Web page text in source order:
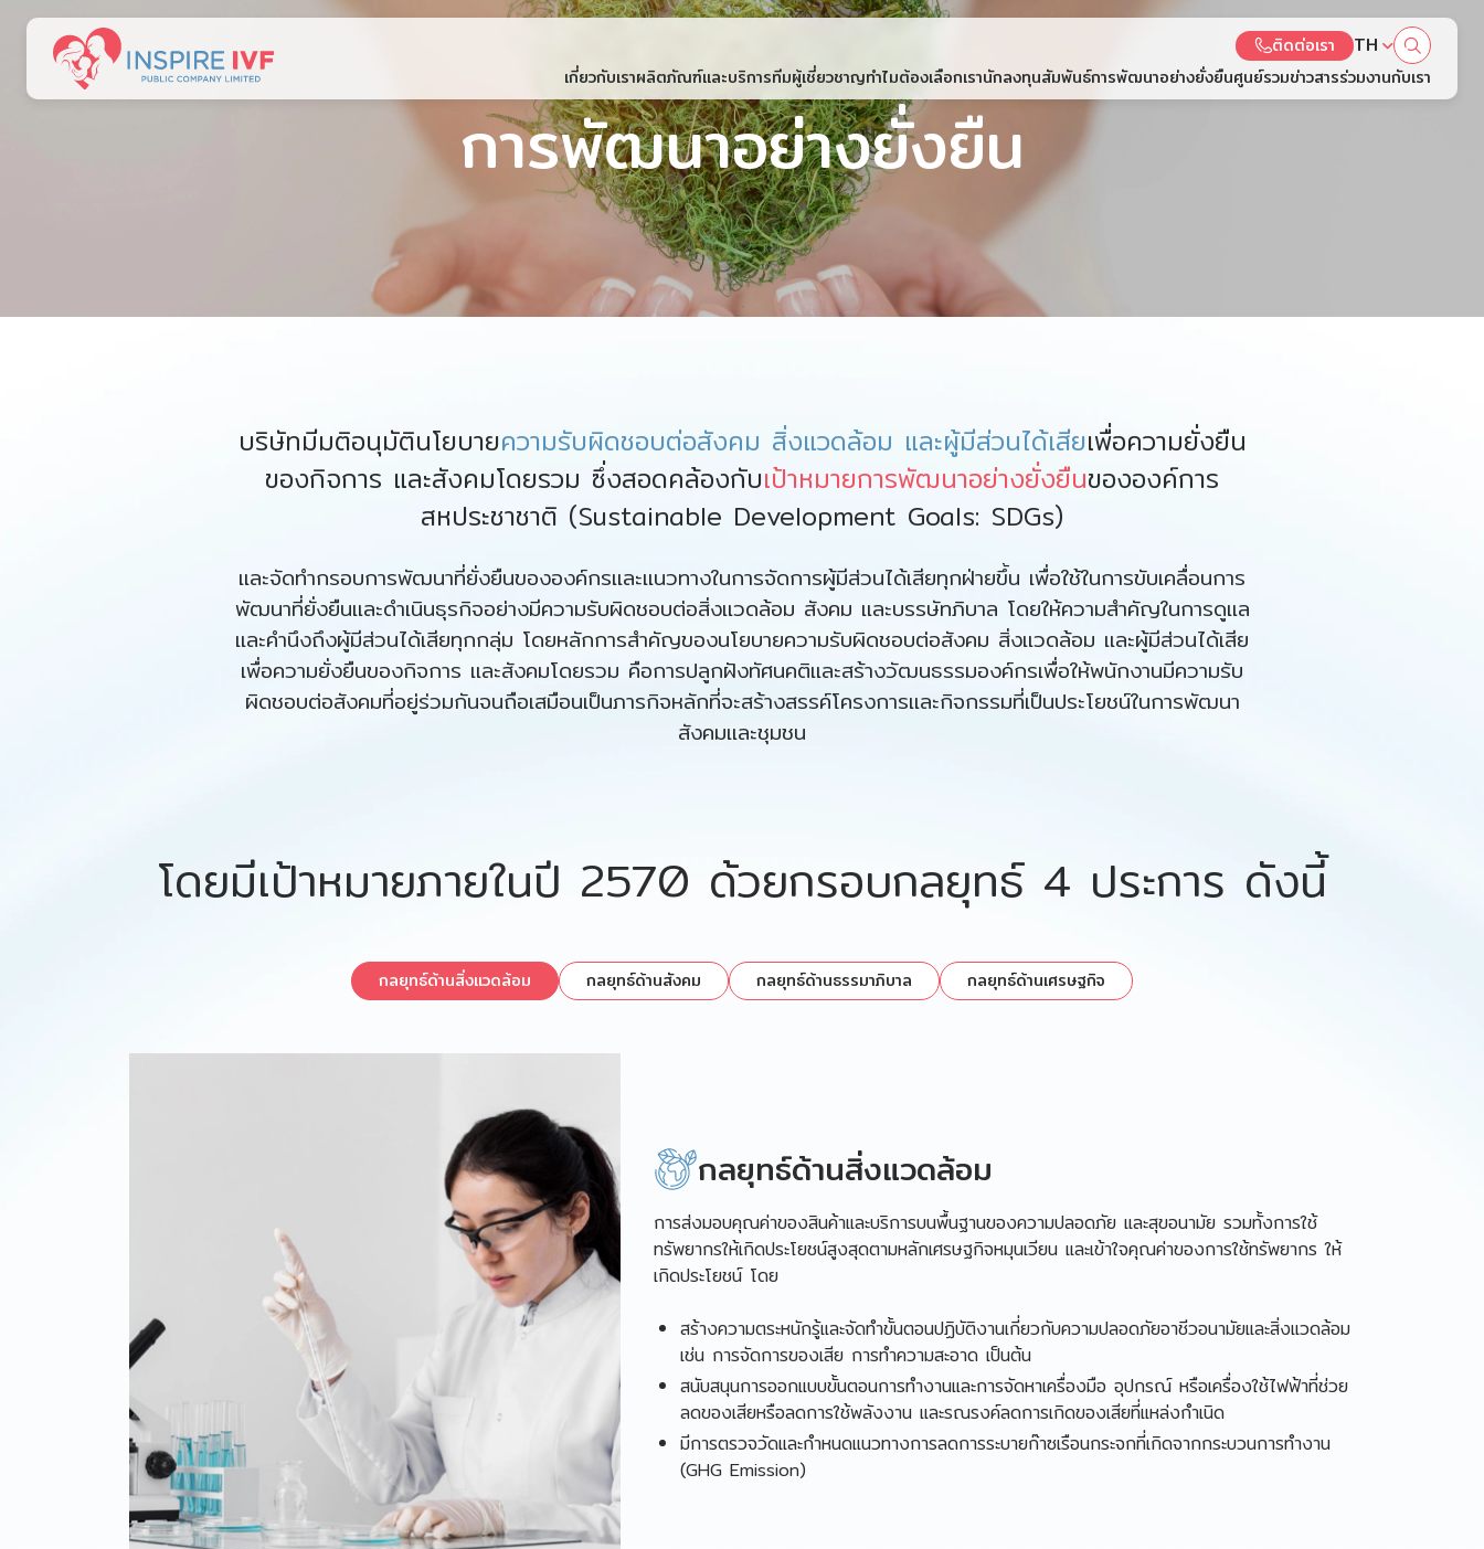
ติดต่อเรา TH
ค้นหาในเว็บไซต์
Web Design by
เกี่ยวกับเราผลิตภัณฑ์และบริการทีมผู้เชี่ยวชาญทำไมต้องเลือกเรานักลงทุนสัมพันธ์การพัฒนาอย่างยั่งยืนศูนย์รวมข่าวสารร่วมงานกับเรา
การพัฒนาอย่างยั่งยืน
บริษัทมีมติอนุมัตินโยบายความรับผิดชอบต่อสังคม สิ่งแวดล้อม และผู้มีส่วนได้เสียเพื่อความยั่งยืน
ของกิจการ และสังคมโดยรวม ซึ่งสอดคล้องกับเป้าหมายการพัฒนาอย่างยั่งยืนขององค์การ
สหประชาชาติ (Sustainable Development Goals: SDGs)
และจัดทำกรอบการพัฒนาที่ยั่งยืนขององค์กรและแนวทางในการจัดการผู้มีส่วนได้เสียทุกฝ่ายขึ้น เพื่อใช้ในการขับเคลื่อนการ
พัฒนาที่ยั่งยืนและดำเนินธุรกิจอย่างมีความรับผิดชอบต่อสิ่งแวดล้อม สังคม และบรรษัทภิบาล โดยให้ความสำคัญในการดูแล
และคำนึงถึงผู้มีส่วนได้เสียทุกกลุ่ม โดยหลักการสำคัญของนโยบายความรับผิดชอบต่อสังคม สิ่งแวดล้อม และผู้มีส่วนได้เสีย
เพื่อความยั่งยืนของกิจการ และสังคมโดยรวม คือการปลูกฝังทัศนคติและสร้างวัฒนธรรมองค์กรเพื่อให้พนักงานมีความรับ
ผิดชอบต่อสังคมที่อยู่ร่วมกันจนถือเสมือนเป็นภารกิจหลักที่จะสร้างสรรค์โครงการและกิจกรรมที่เป็นประโยชน์ในการพัฒนา
สังคมและชุมชน
โดยมีเป้าหมายภายในปี 2570 ด้วยกรอบกลยุทธ์ 4 ประการ ดังนี้
กลยุทธ์ด้านสิ่งแวดล้อม กลยุทธ์ด้านสังคม กลยุทธ์ด้านธรรมาภิบาล กลยุทธ์ด้านเศรษฐกิจ
กลยุทธ์ด้านสิ่งแวดล้อม
การส่งมอบคุณค่าของสินค้าและบริการบนพื้นฐานของความปลอดภัย และสุขอนามัย รวมทั้งการใช้
ทรัพยากรให้เกิดประโยชน์สูงสุดตามหลักเศรษฐกิจหมุนเวียน และเข้าใจคุณค่าของการใช้ทรัพยากร ให้
เกิดประโยชน์ โดย
สร้างความตระหนักรู้และจัดทำขั้นตอนปฏิบัติงานเกี่ยวกับความปลอดภัยอาชีวอนามัยและสิ่งแวดล้อม
เช่น การจัดการของเสีย การทำความสะอาด เป็นต้น
สนับสนุนการออกแบบขั้นตอนการทำงานและการจัดหาเครื่องมือ อุปกรณ์ หรือเครื่องใช้ไฟฟ้าที่ช่วย
ลดของเสียหรือลดการใช้พลังงาน และรณรงค์ลดการเกิดของเสียที่แหล่งกำเนิด
มีการตรวจวัดและกำหนดแนวทางการลดการระบายก๊าซเรือนกระจกที่เกิดจากกระบวนการทำงาน
(GHG Emission)